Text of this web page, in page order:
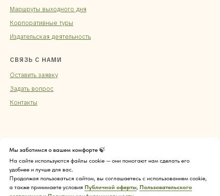
Мы заботимся о вашем комфорте 🍃
На сайте используются файлы cookie — они помогают нам сделать его
удобнее и лучше для вас.
Продолжая пользоваться сайтом, вы соглашаетесь с использованием cookie,
а также принимаете условия Публичной оферты, Пользовательского
Маршруты выходного дня
Корпоративные туры
Издательская деятельность
СВЯЗЬ С НАМИ
Оставить заявку
Задать вопрос
Контакты